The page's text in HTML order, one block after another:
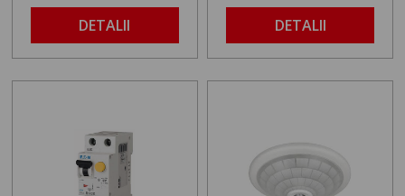
DETALII DETALII